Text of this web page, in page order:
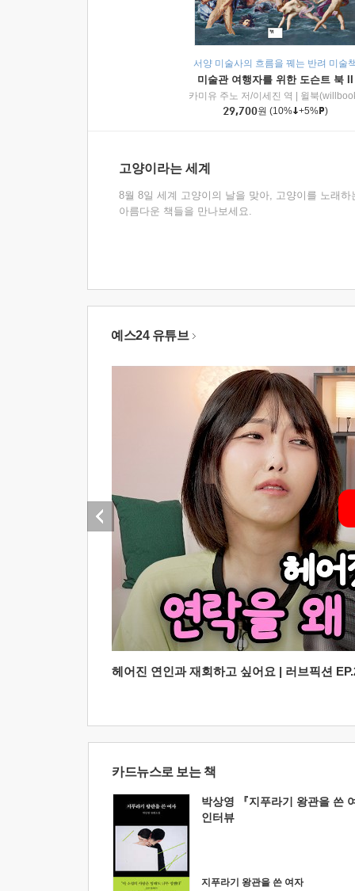
서양 미술사의 흐름을 꿰는 반려 미술
미술관 여행자를 위한 도슨트 북 II
카미유 주노 저/이세진 역
윌북
29,700원 (10% +5% )
고양이라는 세계
8월 8일 세계 고양이의 날을 맞아, 고양이를 노래하
아름다운 책들을 만나보세요.
예스24 유튜브
헤어진 연인과 재회하고 싶어요 | 러브픽션
카드뉴스로 보는 책
박상영 『지푸라기 왕관을 쓴
인터뷰
지푸라기 왕관을 쓴 여자